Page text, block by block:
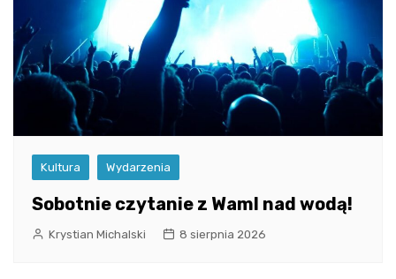
Kultura Wydarzenia
Sobotnie czytanie z WamI nad wodą!
Krystian Michalski 8 sierpnia 2026